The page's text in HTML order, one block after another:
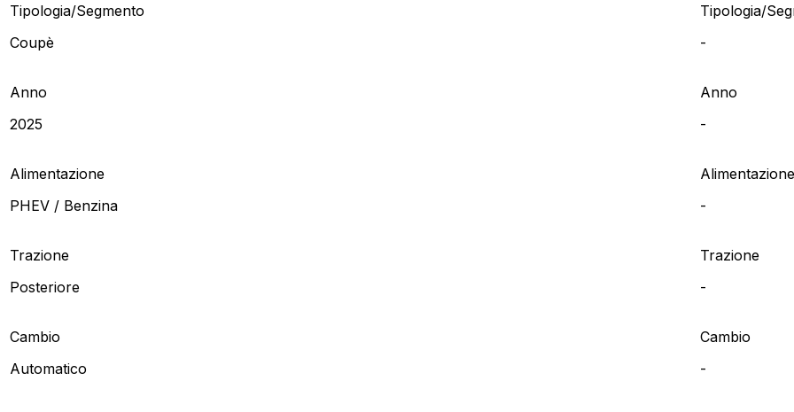
Tipologia/Segmento
Coupè
Tipologia/
-
Anno
2025
Anno
-
Alimentazione
PHEV / Benzina
Alimentazione
-
Trazione
Posteriore
Trazione
-
Cambio
Automatico
Cambio
-